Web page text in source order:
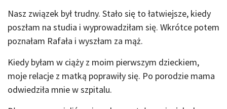
Nasz związek był trudny. Stało się to łatwiejsze, kiedy
poszłam na studia i wyprowadziłam się. Wkrótce potem
poznałam Rafała i wyszłam za mąż.
Kiedy byłam w ciąży z moim pierwszym dzieckiem,
moje relacje z matką poprawiły się. Po porodzie mama
odwiedziła mnie w szpitalu.